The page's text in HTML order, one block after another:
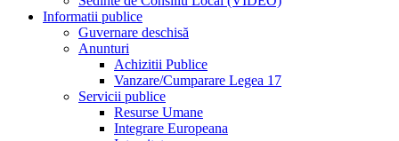
Informatii publice
Guvernare deschisă
Anunturi
Achizitii Publice
Vanzare/Cumparare Legea 17
Servicii publice
Resurse Umane
Integrare Europeana